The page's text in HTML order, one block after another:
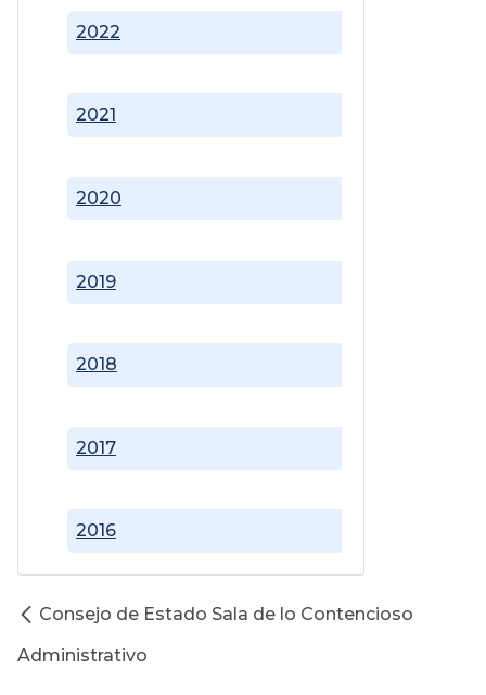
2016
2017
2018
2019
2020
2021
2022
Consejo de Estado Sala de lo Contencioso
Administrativo